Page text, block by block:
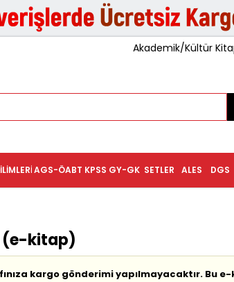
Akademik/Kültür
DGS
ALES
SETLER
KPSS GY-GK
AGS-ÖABT
(e-kitap)
kargo gönderimi yapılmayacaktır. Bu